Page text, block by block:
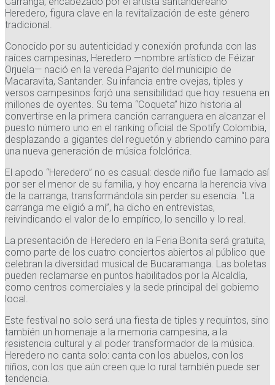
Heredero, figura clave en la revitalización de este género
tradicional.
Conocido por su autenticidad y conexión profunda con las
raíces campesinas, Heredero —nombre artístico de Féizar
Orjuela— nació en la vereda Pajarito del municipio de
Macaravita, Santander. Su infancia entre ovejas, tiples y
versos campesinos forjó una sensibilidad que hoy resuena en
millones de oyentes. Su tema “Coqueta” hizo historia al
convertirse en la primera canción carranguera en alcanzar el
puesto número uno en el ranking oficial de Spotify Colombia,
desplazando a gigantes del reguetón y abriendo camino para
una nueva generación de música folclórica.
El apodo “Heredero” no es casual: desde niño fue llamado así
por ser el menor de su familia, y hoy encarna la herencia viva
de la carranga, transformándola sin perder su esencia. “La
carranga me eligió a mí”, ha dicho en entrevistas,
reivindicando el valor de lo empírico, lo sencillo y lo real.
La presentación de Heredero en la Feria Bonita será gratuita,
como parte de los cuatro conciertos abiertos al público que
celebran la diversidad musical de Bucaramanga. Las boletas
pueden reclamarse en puntos habilitados por la Alcaldía,
como centros comerciales y la sede principal del gobierno
local.
Este festival no solo será una fiesta de tiples y requintos, sino
también un homenaje a la memoria campesina, a la
resistencia cultural y al poder transformador de la música.
Heredero no canta solo: canta con los abuelos, con los
niños, con los que aún creen que lo rural también puede ser
tendencia.